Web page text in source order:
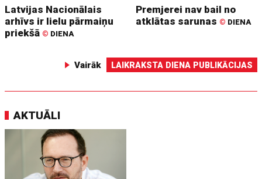
Latvijas Nacionālais
arhīvs ir lielu pārmaiņu
priekšā © DIENA
Premjerei nav bail no
atklātas sarunas © DIENA
Vairāk LAIKRAKSTA DIENA PUBLIKĀCIJAS
AKTUĀLI